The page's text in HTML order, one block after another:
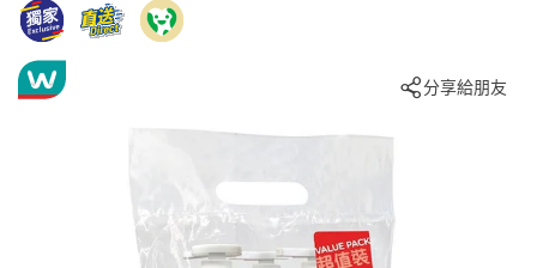
分享給朋友